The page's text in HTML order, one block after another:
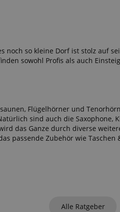
noch so kleine Dorf ist stolz auf
sowohl Profis als auch
Flügelhörner und
sind auch die Saxophone,
das Ganze durch diverse
passende Zubehör wie Taschen
Alle Ratgeber